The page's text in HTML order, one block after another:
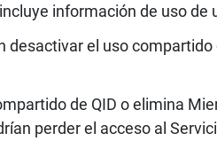
información de uso de
el uso compartido
de QID o elimina
perder el acceso al